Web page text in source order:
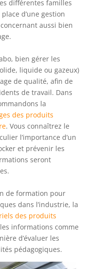
différentes familles
d’une gestion
aussi bien
bien gérer les
liquide ou gazeux)
de qualité, afin de
de travail. Dans
la
des produits
. Vous connaîtrez le
l’importance d’un
et prévenir les
seront
de formation pour
dans l’industrie, la
des produits
informations comme
d’évaluer les
pédagogiques.